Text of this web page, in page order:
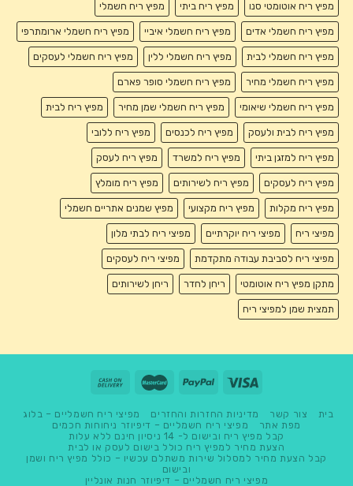
מפיץ ריח אוטומטי סנו מפיץ ריח ביתי מפיץ ריח חשמלי
מפיץ ריח חשמלי אדים מפיץ ריח חשמלי איביי מפיץ ריח חשמלי ארומתרפי
מפיץ ריח חשמלי לבית מפיץ ריח חשמלי ללין מפיץ ריח חשמלי לעסקים
מפיץ ריח חשמלי מחיר מפיץ ריח חשמלי סופר פארם
מפיץ ריח חשמלי שיאומי מפיץ ריח חשמלי שמן מחיר מפיץ ריח לבית
מפיץ ריח לבית ולעסק מפיץ ריח לכנסים מפיץ ריח ללובי
מפיץ ריח למזגן ביתי מפיץ ריח למשרד מפיץ ריח לעסק
מפיץ ריח לעסקים מפיץ ריח לשירותים מפיץ ריח מומלץ
מפיץ ריח מקלות מפיץ ריח מקצועי מפיץ שמנים אתריים חשמלי
מפיצי ריח מפיצי ריח יוקרתיים מפיצי ריח לבתי מלון
מפיצי ריח לסביבת עבודה מתקדמת מפיצי ריח לעסקים
מתקן מפיץ ריח אוטומטי ריחן לחדר ריחן לשירותים
תמצית שמן למפיצי ריח
בית צור קשר מדיניות החזרות והחזרים
מפיצי ריח חשמליים – בלוג
מפת אתר
מפיצי ריח חשמליים – דיפיוזר ניחוחות חכמים
קבל מפיץ ריח ובישום ל- 14 ניסיון חינם ללא עלות
הצעת מחיר למפיץ ריח כולל בישום לעסק או לבית
קבל הצעת מחיר למסלול שירות משתלם עכשיו – כולל מפיץ ריח ושמן
ובישום
מפיצי ריח חשמליים – דיפיוזר חנות אונליין